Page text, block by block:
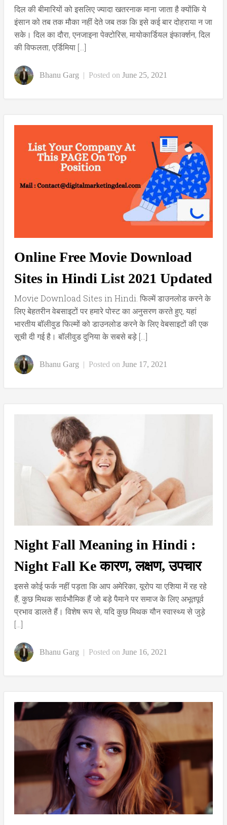
दिल की बीमारियों को इसलिए ज्यादा खतरनाक माना जाता है क्योंकि ये
इंसान को तब तक मौका नहीं देते जब तक कि इसे कई बार दोहराया न जा
सके। दिल का दौरा, एनजाइना पेक्टोरिस, मायोकार्डियल इंफार्क्शन, दिल
की विफलता, एर्डिमिया […]
Bhanu Garg | Posted on June 25, 2021
Online Free Movie Download
Sites in Hindi List 2021 Updated
Movie Download Sites in Hindi. फिल्में डाउनलोड करने के
लिए बेहतरीन वेबसाइटों पर हमारे पोस्ट का अनुसरण करते हुए, यहां
भारतीय बॉलीवुड फिल्मों को डाउनलोड करने के लिए वेबसाइटों की एक
सूची दी गई है। बॉलीवुड दुनिया के सबसे बड़े […]
Bhanu Garg | Posted on June 17, 2021
Night Fall Meaning in Hindi :
Night Fall Ke कारण, लक्षण, उपचार
इससे कोई फर्क नहीं पड़ता कि आप अमेरिका, यूरोप या एशिया में रह रहे
हैं, कुछ मिथक सार्वभौमिक हैं जो बड़े पैमाने पर समाज के लिए अभूतपूर्व
प्रभाव डालते हैं। विशेष रूप से, यदि कुछ मिथक यौन स्वास्थ्य से जुड़े
[…]
Bhanu Garg | Posted on June 16, 2021